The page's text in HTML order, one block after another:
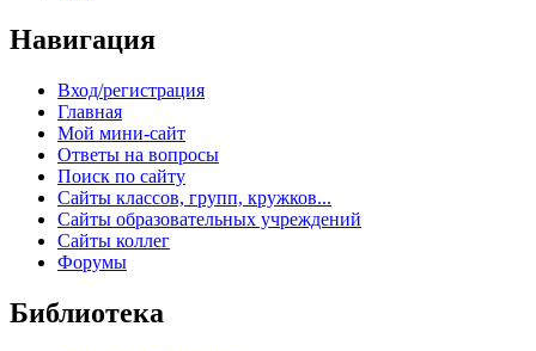
Навигация
Вход/регистрация
Главная
Мой мини-сайт
Ответы на вопросы
Поиск по сайту
Сайты классов, групп, кружков...
Сайты образовательных учреждений
Сайты коллег
Форумы
Библиотека